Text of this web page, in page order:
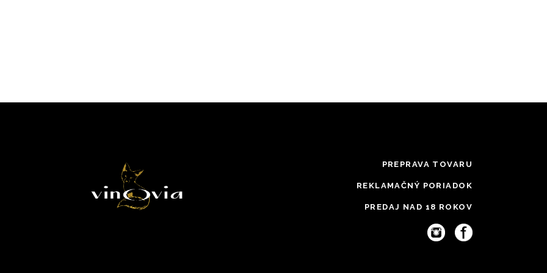
PREPRAVA TOVARU
REKLAMAČNÝ PORIADOK
PREDAJ NAD 18 ROKOV